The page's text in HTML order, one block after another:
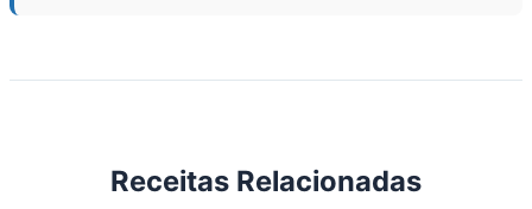
Receitas Relacionadas